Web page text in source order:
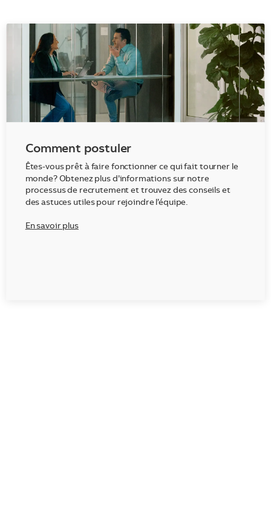
Comment postuler
Êtes-vous prêt à faire fonctionner ce qui fait tourner le
monde? Obtenez plus d’informations sur notre
processus de recrutement et trouvez des conseils et
des astuces utiles pour rejoindre l’équipe.
En savoir plus